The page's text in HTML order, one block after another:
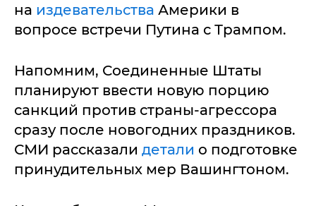
на издевательства Америки в
вопросе встречи Путина с Трампом.
Напомним, Соединенные Штаты
планируют ввести новую порцию
санкций против страны-агрессора
сразу после новогодних праздников.
СМИ рассказали детали о подготовке
принудительных мер Вашингтоном.